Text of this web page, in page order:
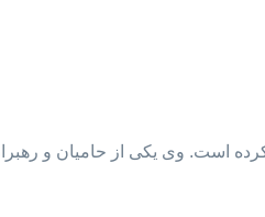
است. وی یکی از حامیان و رهبران